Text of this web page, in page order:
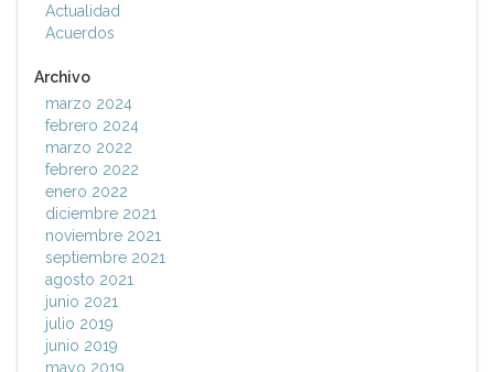
Actualidad
Acuerdos
Archivo
marzo 2024
febrero 2024
marzo 2022
febrero 2022
enero 2022
diciembre 2021
noviembre 2021
septiembre 2021
agosto 2021
junio 2021
julio 2019
junio 2019
mayo 2019